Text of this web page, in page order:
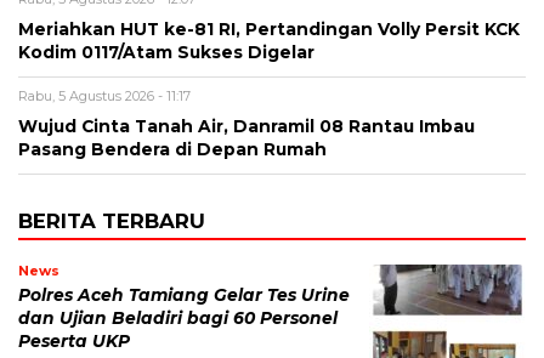
Meriahkan HUT ke-81 RI, Pertandingan Volly Persit KCK
Kodim 0117/Atam Sukses Digelar
Rabu, 5 Agustus 2026 - 11:17
Wujud Cinta Tanah Air, Danramil 08 Rantau Imbau
Pasang Bendera di Depan Rumah
BERITA TERBARU
News
Polres Aceh Tamiang Gelar Tes Urine
dan Ujian Beladiri bagi 60 Personel
Peserta UKP